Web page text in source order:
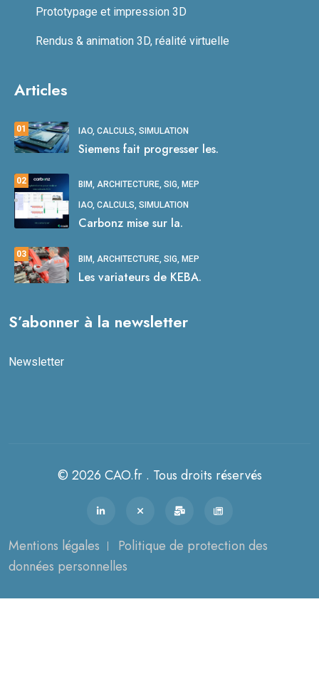
Prototypage et impression 3D
Rendus & animation 3D, réalité virtuelle
Articles
01 IAO, CALCULS, SIMULATION
Siemens fait progresser les.
02 BIM, ARCHITECTURE, SIG, MEP
IAO, CALCULS, SIMULATION
Carbonz mise sur la.
03 BIM, ARCHITECTURE, SIG, MEP
Les variateurs de KEBA.
S’abonner à la newsletter
Newsletter
© 2026 CAO.fr . Tous droits réservés
Mentions légales
Politique de protection des
données personnelles